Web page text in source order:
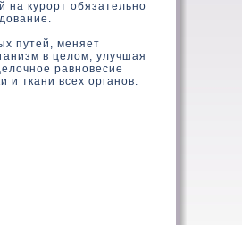
на курорт обязательно
путей, меняет
в целом, улучшая
равновесие
и ткани всех органов.